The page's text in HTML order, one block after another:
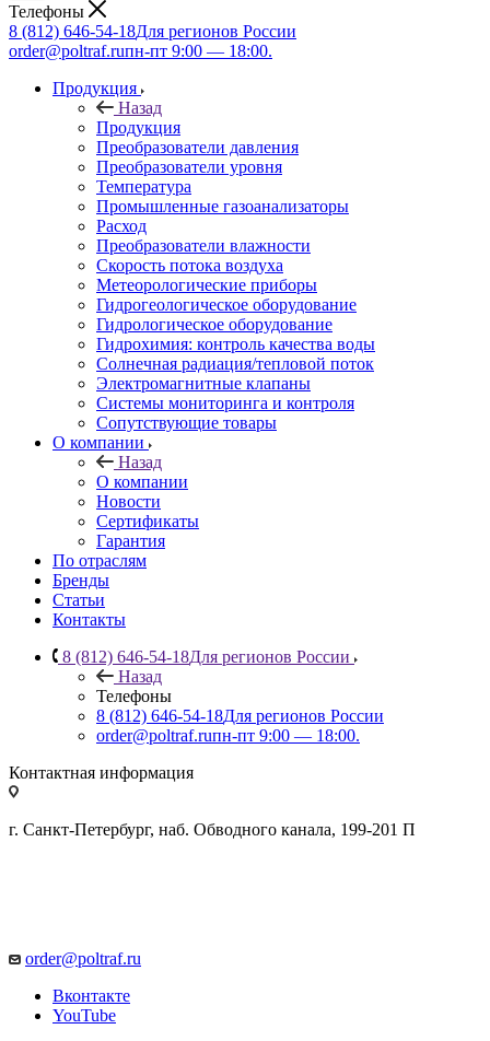
Телефоны
8 (812) 646-54-18Для регионов России
order@poltraf.ruпн-пт 9:00 — 18:00.
Продукция
Назад
Продукция
Преобразователи давления
Преобразователи уровня
Температура
Промышленные газоанализаторы
Расход
Преобразователи влажности
Скорость потока воздуха
Метеорологические приборы
Гидрогеологическое оборудование
Гидрологическое оборудование
Гидрохимия: контроль качества воды
Солнечная радиация/тепловой поток
Электромагнитные клапаны
Системы мониторинга и контроля
Сопутствующие товары
О компании
Назад
О компании
Новости
Сертификаты
Гарантия
По отраслям
Бренды
Статьи
Контакты
8 (812) 646-54-18Для регионов России
Назад
Телефоны
8 (812) 646-54-18Для регионов России
order@poltraf.ruпн-пт 9:00 — 18:00.
Контактная информация
г. Санкт-Петербург, наб. Обводного канала, 199-201 П
order@poltraf.ru
Вконтакте
YouTube